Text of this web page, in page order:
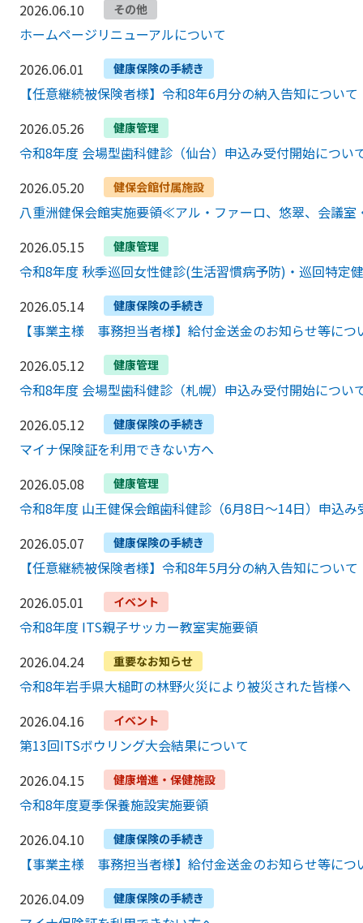
2026.06.10
その他
ホームページリニューアルについて
2026.06.01
健康保険の手続き
【任意継続被保険者様】令和8年6月分の納入告知について
2026.05.26
健康管理
令和8年度 会場型歯科健診（仙台）申込み受付開始につい
2026.05.20
健保会館付属施設
八重洲健保会館実施要領≪アル・ファーロ、悠翠、会議
2026.05.15
健康管理
令和8年度 秋季巡回女性健診(生活習慣病予防)・巡回特定
2026.05.14
健康保険の手続き
【事業主様 事務担当者様】給付金送金のお知らせ等につ
2026.05.12
健康管理
令和8年度 会場型歯科健診（札幌）申込み受付開始につい
2026.05.12
健康保険の手続き
マイナ保険証を利用できない方へ
2026.05.08
健康管理
令和8年度 山王健保会館歯科健診（6月8日～14日）申込み
2026.05.07
健康保険の手続き
【任意継続被保険者様】令和8年5月分の納入告知について
2026.05.01
イベント
令和8年度 ITS親子サッカー教室実施要領
2026.04.24
重要なお知らせ
令和8年岩手県大槌町の林野火災により被災された皆様へ
2026.04.16
イベント
第13回ITSボウリング大会結果について
2026.04.15
健康増進・保健施設
令和8年度夏季保養施設実施要領
2026.04.10
健康保険の手続き
【事業主様 事務担当者様】給付金送金のお知らせ等につ
2026.04.09
健康保険の手続き